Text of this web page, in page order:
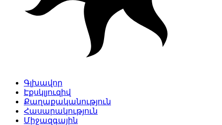
Գլխավոր
Էքսկլյուզիվ
Քաղաքականություն
Հասարակություն
Միջազգային